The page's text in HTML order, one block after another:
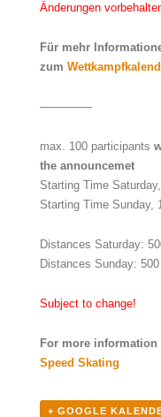
Änderungen
Für mehr
zum
————–
max. 100 participants
the announcemet
Starting Time
Starting Time Sunday,
Distances Saturday:
Distances Sunday:
Subject to change!
For more information
Speed Skating
+ GOOGLE